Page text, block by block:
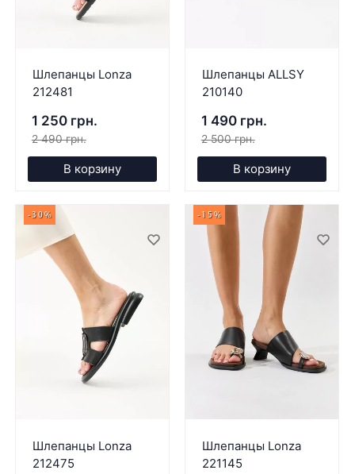
Шлепанцы Lonza
212481
1 250 грн.
2 490 грн.
В корзину
Шлепанцы ALLSY
210140
1 490 грн.
2 500 грн.
В корзину
-30%
Шлепанцы Lonza
212475
-15%
Шлепанцы Lonza
221145